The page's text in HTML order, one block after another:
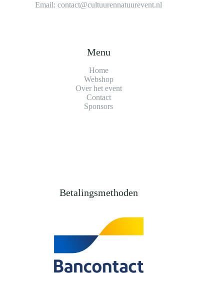
Email:contact@cultuurennatuurevent.nl
Menu
Home
Webshop
Over het event
Contact
Sponsors
Betalingsmethoden